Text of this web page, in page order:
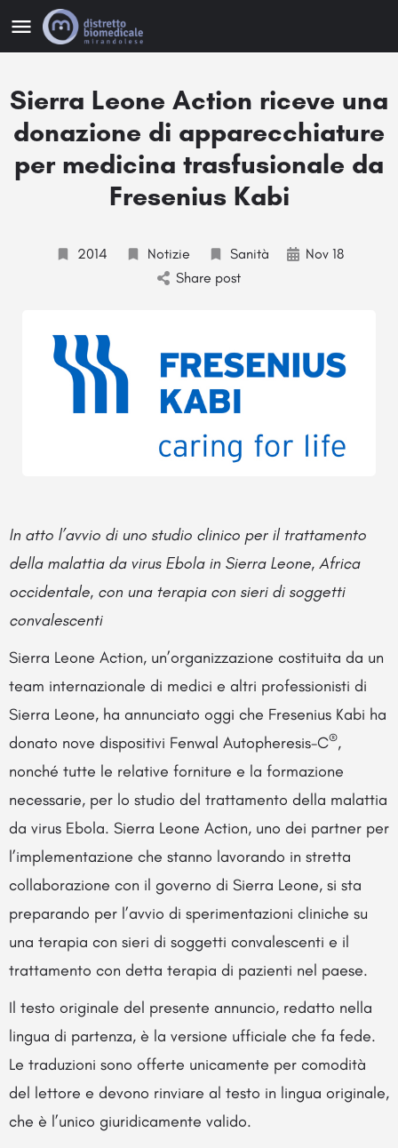
Sierra Leone Action riceve una
donazione di apparecchiature
per medicina trasfusionale da
Fresenius Kabi
2014 Notizie Sanità
Nov 18
Share post
In atto l’avvio di uno studio clinico per il trattamento
della malattia da virus Ebola in Sierra Leone, Africa
occidentale, con una terapia con sieri di soggetti
convalescenti
Sierra Leone Action, un’organizzazione costituita da un
team internazionale di medici e altri professionisti di
Sierra Leone, ha annunciato oggi che Fresenius Kabi ha
donato nove dispositivi Fenwal Autopheresis-C®,
nonché tutte le relative forniture e la formazione
necessarie, per lo studio del trattamento della malattia
da virus Ebola. Sierra Leone Action, uno dei partner per
l’implementazione che stanno lavorando in stretta
collaborazione con il governo di Sierra Leone, si sta
preparando per l’avvio di sperimentazioni cliniche su
una terapia con sieri di soggetti convalescenti e il
trattamento con detta terapia di pazienti nel paese.
Il testo originale del presente annuncio, redatto nella
lingua di partenza, è la versione ufficiale che fa fede.
Le traduzioni sono offerte unicamente per comodità
del lettore e devono rinviare al testo in lingua originale,
che è l’unico giuridicamente valido.